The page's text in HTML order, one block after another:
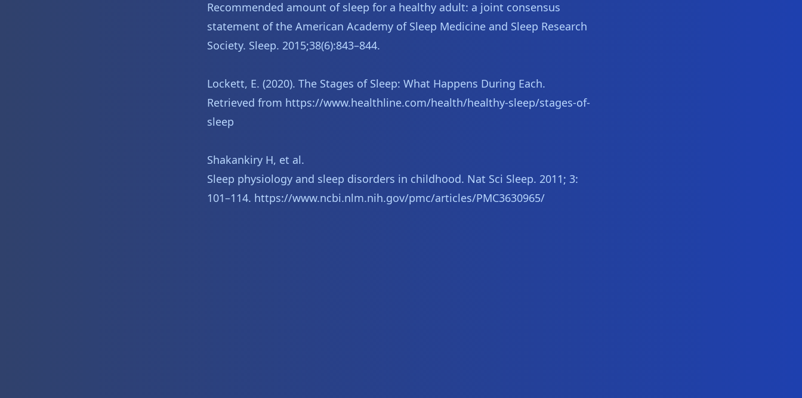
Recommended amount of sleep for a healthy adult: a joint consensus
statement of the American Academy of Sleep Medicine and Sleep Research
Society. Sleep. 2015;38(6):843–844.
Lockett, E. (2020). The Stages of Sleep: What Happens During Each.
Retrieved from https://www.healthline.com/health/healthy-sleep/stages-of-
sleep
Shakankiry H, et al.
Sleep physiology and sleep disorders in childhood. Nat Sci Sleep. 2011; 3:
101–114. https://www.ncbi.nlm.nih.gov/pmc/articles/PMC3630965/